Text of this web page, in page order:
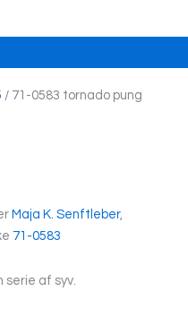
/ 71-0583 tornado pung
Maja K. Senftleber,
71-0583
serie af syv.